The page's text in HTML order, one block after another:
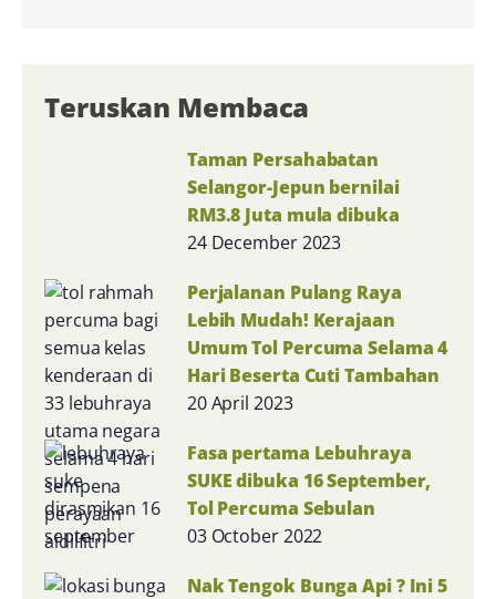
Teruskan Membaca
Taman Persahabatan
Selangor-Jepun bernilai
RM3.8 Juta mula dibuka
24 December 2023
Perjalanan Pulang Raya
Lebih Mudah! Kerajaan
Umum Tol Percuma Selama 4
Hari Beserta Cuti Tambahan
20 April 2023
Fasa pertama Lebuhraya
SUKE dibuka 16 September,
Tol Percuma Sebulan
03 October 2022
Nak Tengok Bunga Api ? Ini 5